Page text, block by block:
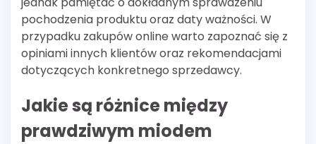
pochodzenia produktu oraz daty ważności. W
przypadku zakupów online warto zapoznać się z
opiniami innych klientów oraz rekomendacjami
dotyczących konkretnego sprzedawcy.
Jakie są różnice między
prawdziwym miodem